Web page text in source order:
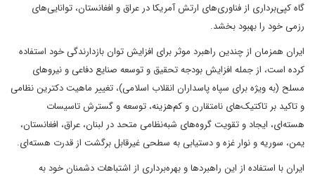
گاه کپی‌برداری از فناوری‌های ارتش آمریکا در عراق و افغانستان، توانایی‌های
رزمی خود را بهبود بخشد.
ایران همزمان از چندین راهبرد موثر برای افزایش توان بازدارندگی خود استفاده
کرده است، از جمله افزایش بودجه تحقیق و توسعه صنایع دفاعی و نیروهای
مسلح (به ویژه برای سپاه پاسداران انقلاب اسلامی)، تغییر ماهیت دکترین نظامی
و تاکید بر تاکتیک‌های نامتقارن و کم‌هزینه، توسعه و گسترش تاسیسات
هسته‌ای، ایجاد و تقویت گروه‌های شبه‌نظامی متحد در لبنان، عراق، افغانستان،
یمن، سوریه و نوار غزه و دستیابی به سطحی غیرقابل برگشت از قدرت هسته‌ای.
ایران با استفاده از این راهبردها و بهره‌برداری از اشتباهات دشمنان خود به